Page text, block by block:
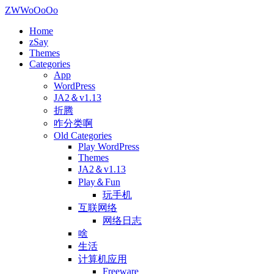
ZWWoOoOo
Home
zSay
Themes
Categories
App
WordPress
JA2＆v1.13
折腾
咋分类啊
Old Categories
Play WordPress
Themes
JA2＆v1.13
Play＆Fun
玩手机
互联网络
网络日志
啥
生活
计算机应用
Freeware